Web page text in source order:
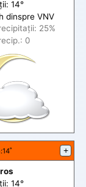
14°
dinspre VNV
itații: 25%
0
:14˚ +
14°